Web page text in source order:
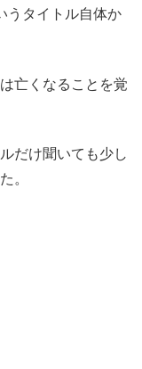
うタイトル自体か
亡くなることを覚
だけ聞いても少し
。